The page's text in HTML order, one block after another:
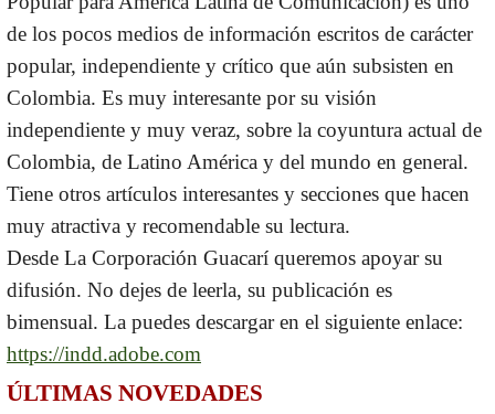
de los pocos medios de información escritos de carácter
popular, independiente y crítico que aún subsisten en
Colombia. Es muy interesante por su visión
independiente y muy veraz, sobre la coyuntura actual de
Colombia, de Latino América y del mundo en general.
Tiene otros artículos interesantes y secciones que hacen
muy atractiva y recomendable su lectura.
Desde La Corporación Guacarí queremos apoyar su
difusión. No dejes de leerla, su publicación es
bimensual. La puedes descargar en el siguiente enlace:
https://indd.adobe.com
ÚLTIMAS NOVEDADES